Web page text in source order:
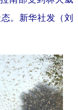
。新华社发（刘